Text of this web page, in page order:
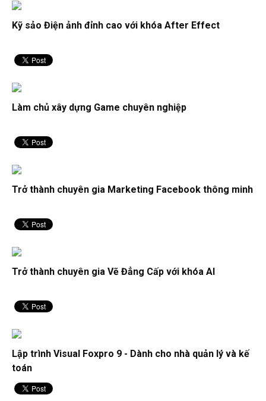
Kỹ sảo Điện ảnh đỉnh cao với khóa After Effect
Làm chủ xây dựng Game chuyên nghiệp
Trở thành chuyên gia Marketing Facebook thông minh
Trở thành chuyên gia Vẽ Đẳng Cấp với khóa AI
Lập trình Visual Foxpro 9 - Dành cho nhà quản lý và kế
toán